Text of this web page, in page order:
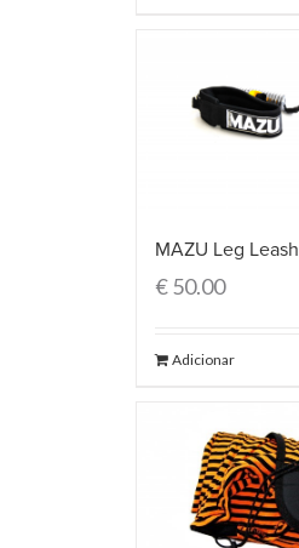
MAZU Leg Leash
€50.00
Adicionar